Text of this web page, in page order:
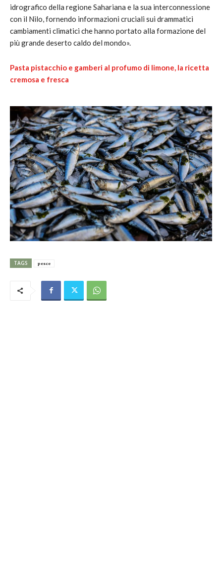
idrografico della regione Sahariana e la sua interconnessione
con il Nilo, fornendo informazioni cruciali sui drammatici
cambiamenti climatici che hanno portato alla formazione del
più grande deserto caldo del mondo».
Pasta pistacchio e gamberi al profumo di limone, la ricetta
cremosa e fresca
TAGS pesce